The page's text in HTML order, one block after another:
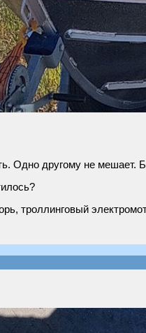
Одно другому не мешает.
троллинговый